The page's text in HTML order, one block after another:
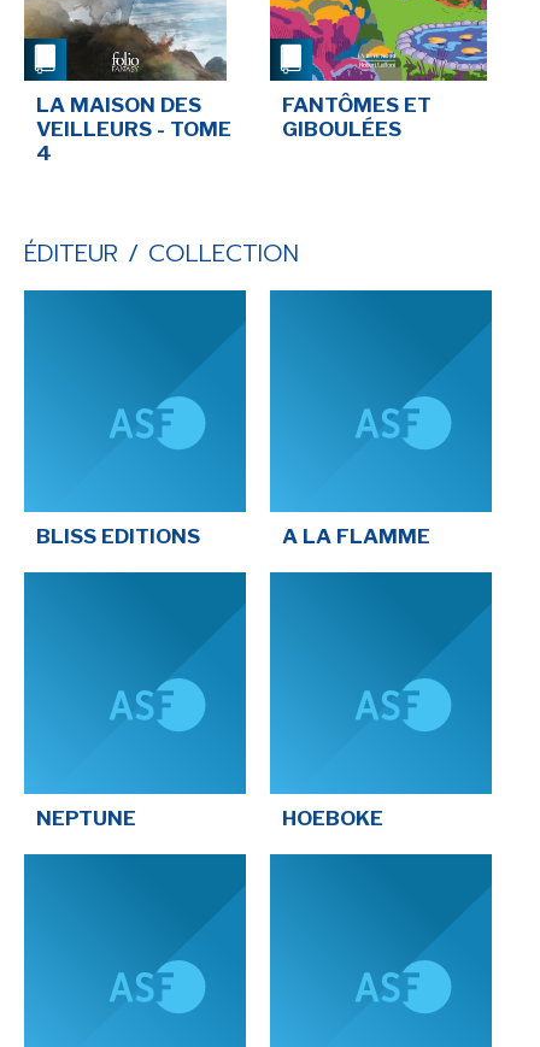
LA MAISON DES
VEILLEURS - TOME
4
FANTÔMES ET
GIBOULÉES
ÉDITEUR / COLLECTION
BLISS EDITIONS A LA FLAMME
NEPTUNE HOEBOKE